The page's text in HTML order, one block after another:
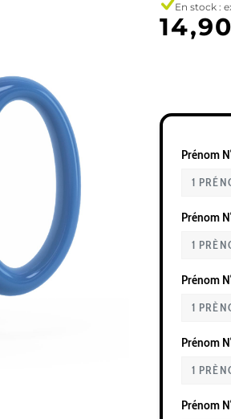
En stock :
14,90
Prénom
Prénom
Prénom
Prénom
Prénom